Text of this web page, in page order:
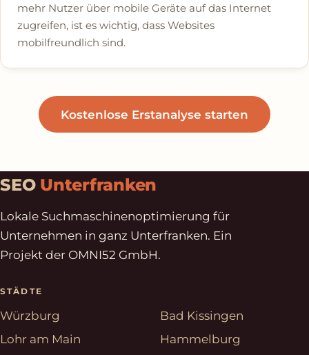
mehr Nutzer über mobile Geräte auf das Internet
zugreifen, ist es wichtig, dass Websites
mobilfreundlich sind.
Kostenlose Erstanalyse starten
SEO Unterfranken
Lokale Suchmaschinenoptimierung für
Unternehmen in ganz Unterfranken. Ein
Projekt der OMNI52 GmbH.
STÄDTE
Würzburg
Bad Kissingen
Lohr am Main
Hammelburg